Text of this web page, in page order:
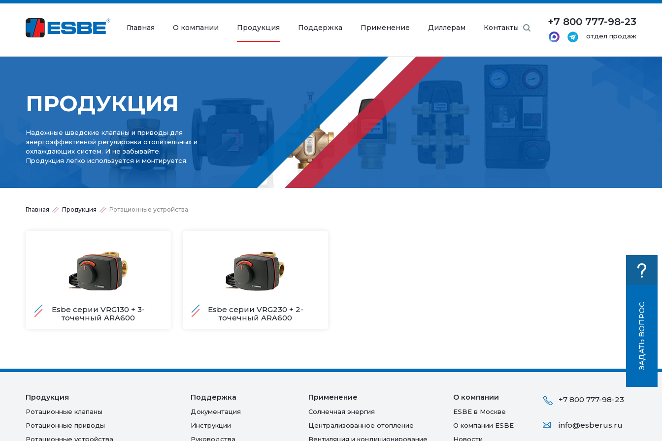
ЗАДАТЬ ВОПРОС
Главная О компании Продукция Поддержка Применение Диллерам Контакты +7 800 777-98-23
отдел продаж
ПРОДУКЦИЯ
Надежные шведские клапаны и приводы для
энергоэффективной регулировки отопительных и
охлаждающих систем. И не забывайте.
Продукция легко используется и монтируется.
Главная Продукция Ротационные устройства
Esbe серии VRG130 + 3-
точечный ARA600
Esbe серии VRG230 + 2-
точечный ARA600
Продукция
Ротационные клапаны
Ротационные приводы
Ротационные устройства
Поддержка
Документация
Инструкции
Руководства
Применение
Солнечная энергия
Централизованное отопление
Вентиляция и кондиционирование
О компании
ESBE в Москве
О компании ESBE
Новости
+7 800 777-98-23
info@esberus.ru